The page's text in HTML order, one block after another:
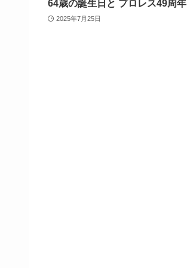
64歳の誕生日と プロレス49周年
2025年7月25日